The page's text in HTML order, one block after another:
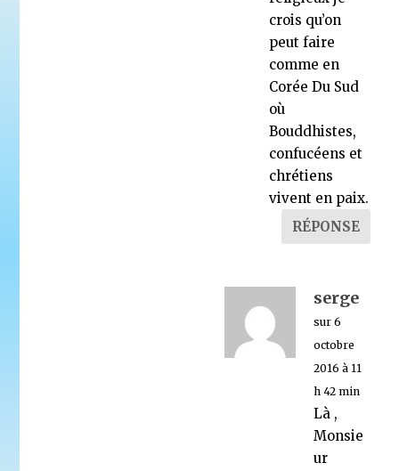
crois qu’on
peut faire
comme en
Corée Du Sud
où
Bouddhistes,
confucéens et
chrétiens
vivent en paix.
RÉPONSE
serge
sur 6
octobre
2016 à 11
h 42 min
Là ,
Monsie
ur